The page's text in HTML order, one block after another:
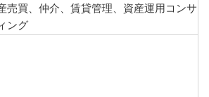
売買、仲介、賃貸管理、資産運用コンサ
ング